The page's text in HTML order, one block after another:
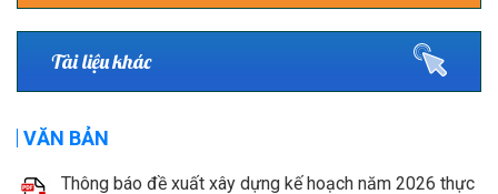
Tài liệu khác
VĂN BẢN
Thông báo đề xuất xây dựng kế hoạch năm 2026 thực